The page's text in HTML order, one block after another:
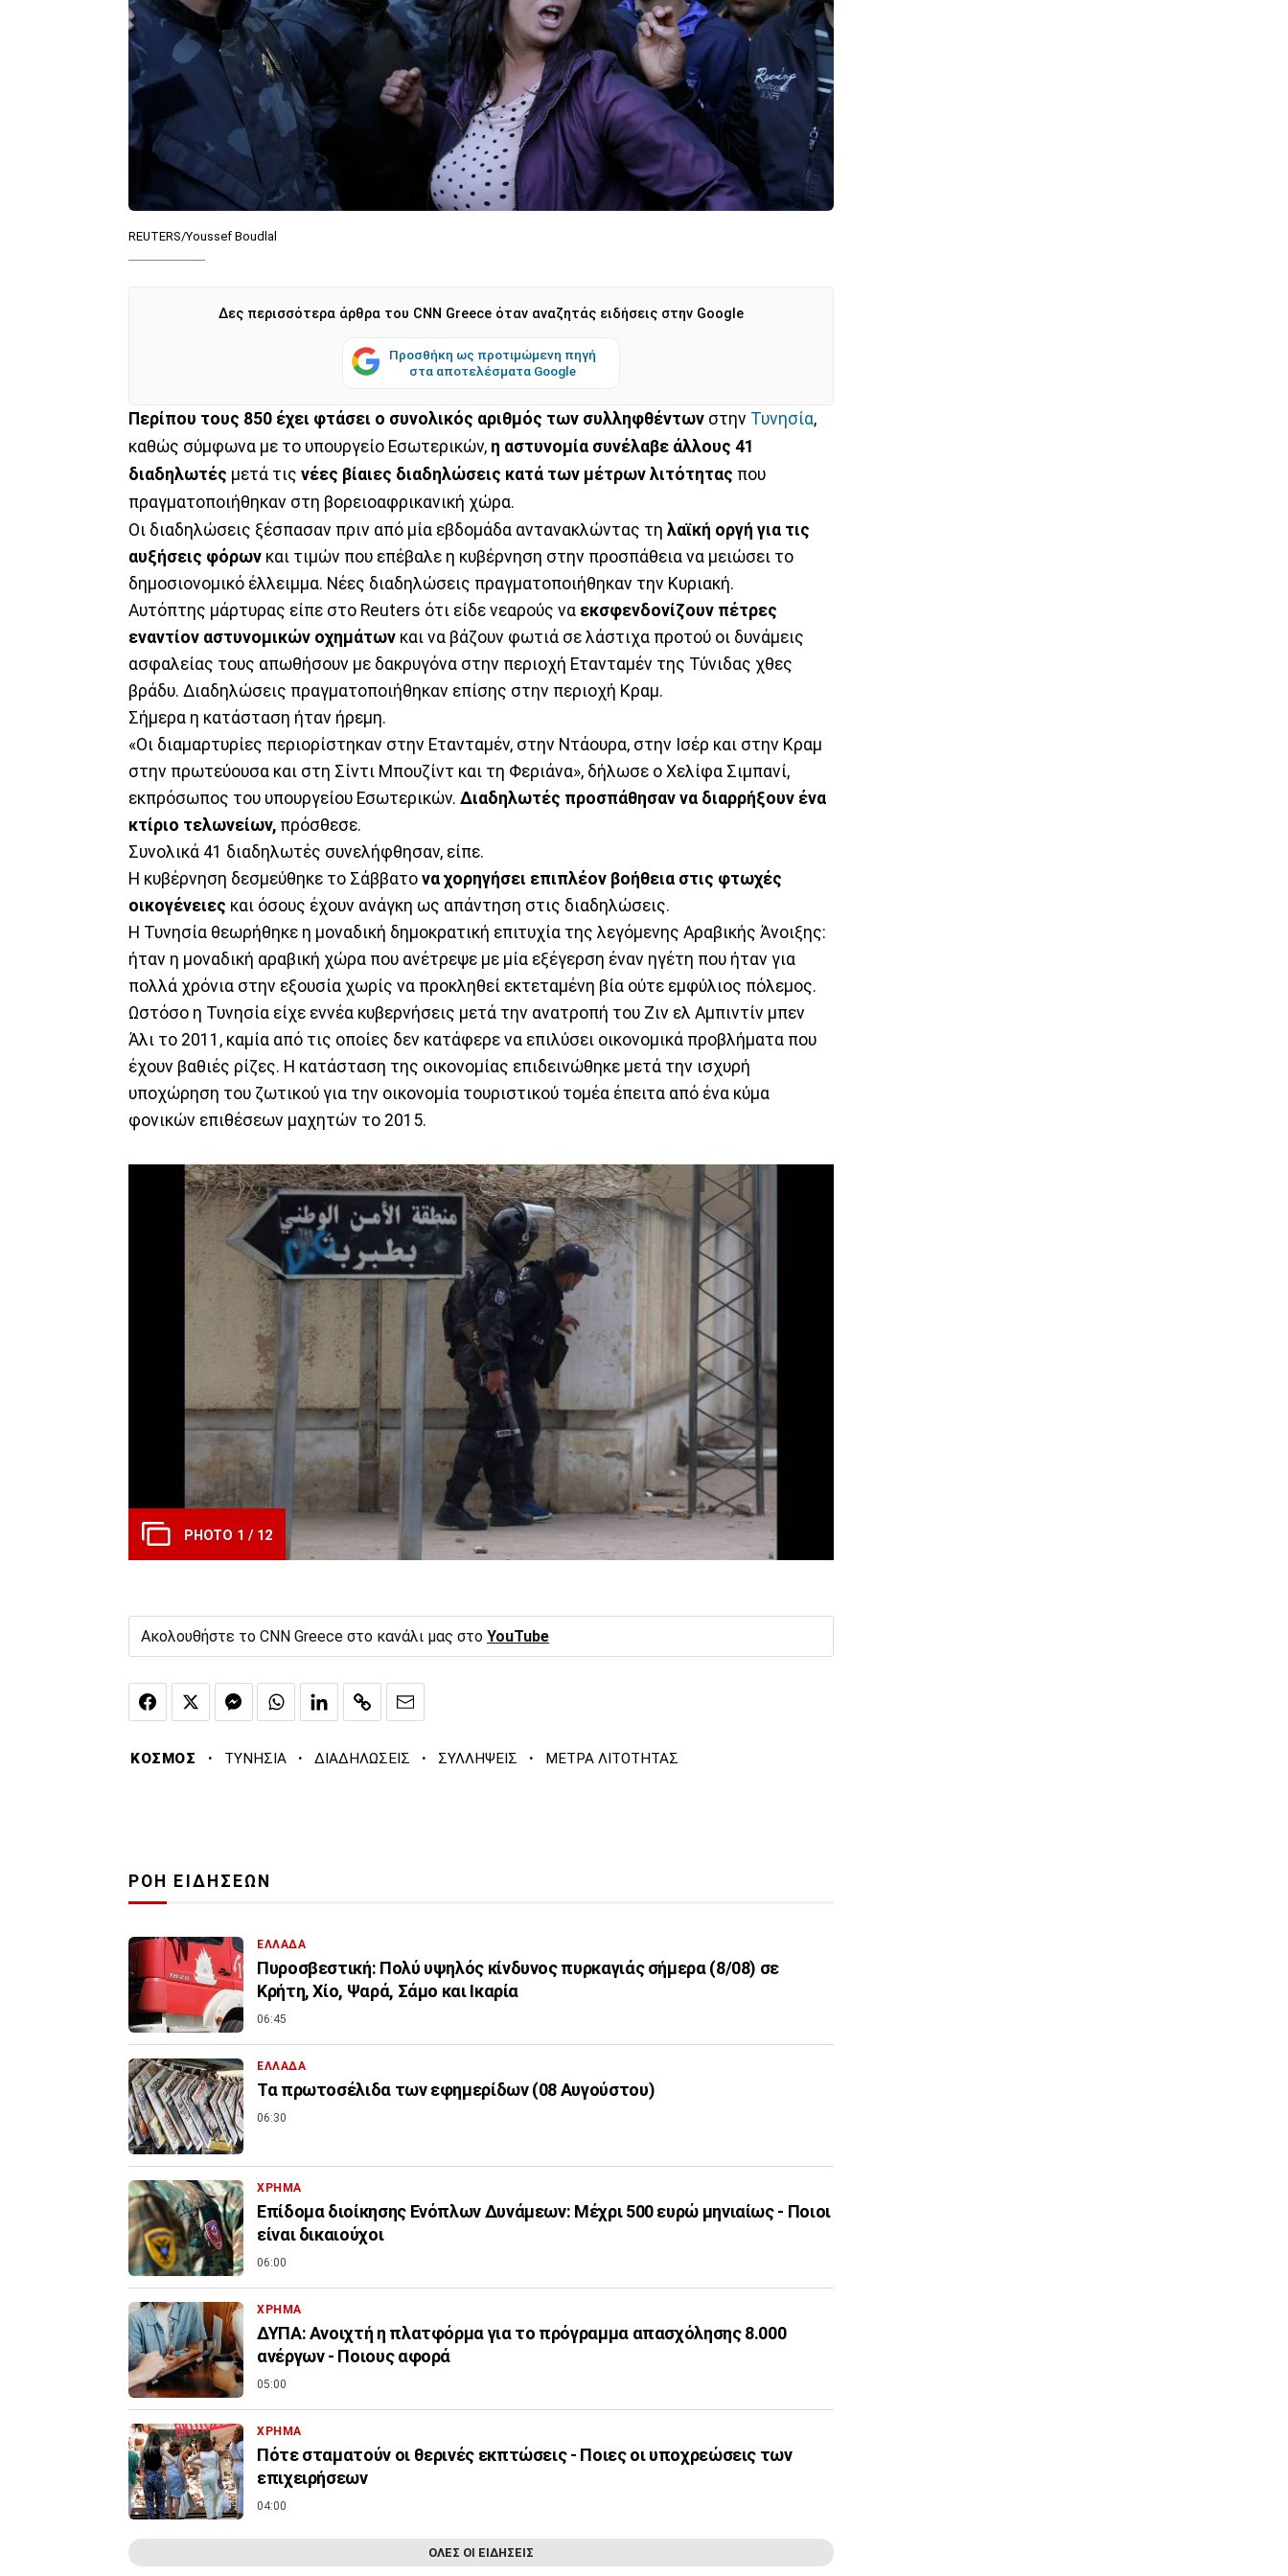
REUTERS/Youssef Boudlal
Δες περισσότερα άρθρα του CNN Greece όταν αναζητάς ειδήσεις στην Google
Προσθήκη ως προτιμώμενη πηγή
στα αποτελέσματα Google
Περίπου τους 850 έχει φτάσει ο συνολικός αριθμός των συλληφθέντων στην Τυνησία,
καθώς σύμφωνα με το υπουργείο Εσωτερικών, η αστυνομία συνέλαβε άλλους 41
διαδηλωτές μετά τις νέες βίαιες διαδηλώσεις κατά των μέτρων λιτότητας που
πραγματοποιήθηκαν στη βορειοαφρικανική χώρα.
Οι διαδηλώσεις ξέσπασαν πριν από μία εβδομάδα αντανακλώντας τη λαϊκή οργή για τις
αυξήσεις φόρων και τιμών που επέβαλε η κυβέρνηση στην προσπάθεια να μειώσει το
δημοσιονομικό έλλειμμα. Νέες διαδηλώσεις πραγματοποιήθηκαν την Κυριακή.
Αυτόπτης μάρτυρας είπε στο Reuters ότι είδε νεαρούς να εκσφενδονίζουν πέτρες
εναντίον αστυνομικών οχημάτων και να βάζουν φωτιά σε λάστιχα προτού οι δυνάμεις
ασφαλείας τους απωθήσουν με δακρυγόνα στην περιοχή Ετανταμέν της Τύνιδας χθες
βράδυ. Διαδηλώσεις πραγματοποιήθηκαν επίσης στην περιοχή Κραμ.
Σήμερα η κατάσταση ήταν ήρεμη.
«Οι διαμαρτυρίες περιορίστηκαν στην Ετανταμέν, στην Ντάουρα, στην Ισέρ και στην Κραμ
στην πρωτεύουσα και στη Σίντι Μπουζίντ και τη Φεριάνα», δήλωσε ο Χελίφα Σιμπανί,
εκπρόσωπος του υπουργείου Εσωτερικών. Διαδηλωτές προσπάθησαν να διαρρήξουν ένα
κτίριο τελωνείων, πρόσθεσε.
Συνολικά 41 διαδηλωτές συνελήφθησαν, είπε.
Η κυβέρνηση δεσμεύθηκε το Σάββατο να χορηγήσει επιπλέον βοήθεια στις φτωχές
οικογένειες και όσους έχουν ανάγκη ως απάντηση στις διαδηλώσεις.
Η Τυνησία θεωρήθηκε η μοναδική δημοκρατική επιτυχία της λεγόμενης Αραβικής Άνοιξης:
ήταν η μοναδική αραβική χώρα που ανέτρεψε με μία εξέγερση έναν ηγέτη που ήταν για
πολλά χρόνια στην εξουσία χωρίς να προκληθεί εκτεταμένη βία ούτε εμφύλιος πόλεμος.
Ωστόσο η Τυνησία είχε εννέα κυβερνήσεις μετά την ανατροπή του Ζιν ελ Αμπιντίν μπεν
Άλι το 2011, καμία από τις οποίες δεν κατάφερε να επιλύσει οικονομικά προβλήματα που
έχουν βαθιές ρίζες. Η κατάσταση της οικονομίας επιδεινώθηκε μετά την ισχυρή
υποχώρηση του ζωτικού για την οικονομία τουριστικού τομέα έπειτα από ένα κύμα
φονικών επιθέσεων μαχητών το 2015.
PHOTO 1 / 12
Ακολουθήστε το CNN Greece στο κανάλι μας στο YouTube
ΚΟΣΜΟΣ · ΤΥΝΗΣΙΑ · ΔΙΑΔΗΛΩΣΕΙΣ · ΣΥΛΛΗΨΕΙΣ · ΜΕΤΡΑ ΛΙΤΟΤΗΤΑΣ
ΡΟΗ ΕΙΔΗΣΕΩΝ
ΕΛΛΑΔΑ
Πυροσβεστική: Πολύ υψηλός κίνδυνος πυρκαγιάς σήμερα (8/08) σε
Κρήτη, Χίο, Ψαρά, Σάμο και Ικαρία
06:45
ΕΛΛΑΔΑ
Τα πρωτοσέλιδα των εφημερίδων (08 Αυγούστου)
06:30
ΧΡΗΜΑ
Επίδομα διοίκησης Ενόπλων Δυνάμεων: Μέχρι 500 ευρώ μηνιαίως - Ποιοι
είναι δικαιούχοι
06:00
ΧΡΗΜΑ
ΔΥΠΑ: Ανοιχτή η πλατφόρμα για το πρόγραμμα απασχόλησης 8.000
ανέργων - Ποιους αφορά
05:00
ΧΡΗΜΑ
Πότε σταματούν οι θερινές εκπτώσεις - Ποιες οι υποχρεώσεις των
επιχειρήσεων
04:00
ΟΛΕΣ ΟΙ ΕΙΔΗΣΕΙΣ